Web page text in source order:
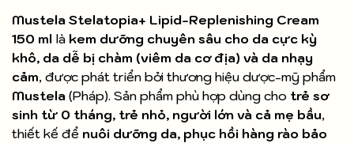
Mustela Stelatopia+ Lipid-Replenishing Cream
150 ml là kem dưỡng chuyên sâu cho da cực kỳ
khô, da dễ bị chàm (viêm da cơ địa) và da nhạy
cảm, được phát triển bởi thương hiệu dược-mỹ phẩm
Mustela (Pháp). Sản phẩm phù hợp dùng cho trẻ sơ
sinh từ 0 tháng, trẻ nhỏ, người lớn và cả mẹ bầu,
thiết kế để nuôi dưỡng da, phục hồi hàng rào bảo